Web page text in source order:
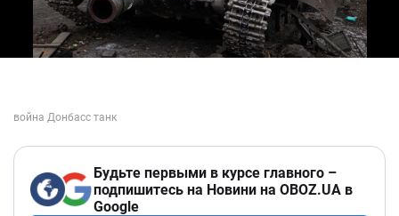
Будьте первыми в курсе главного –
подпишитесь на Новини на OBOZ.UA в
Google